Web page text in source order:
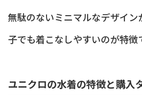
無駄のないミニマルなデザイン
子でも着こなしやすいのが特徴
ユニクロの水着の特徴と購入